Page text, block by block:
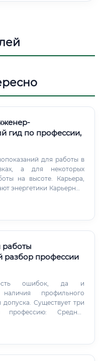
гид по профессии,
для работы в
а для некоторых
на высоте. Карьера,
энергетики Карьерный
выглядит так:
главного
работы
разбор профессии
ошибок, да и
наличия профильного
Существует три
Среднее
профессиональной